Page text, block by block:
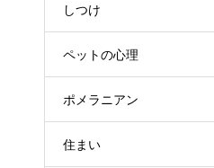
しつけ
ペットの心理
ポメラニアン
住まい